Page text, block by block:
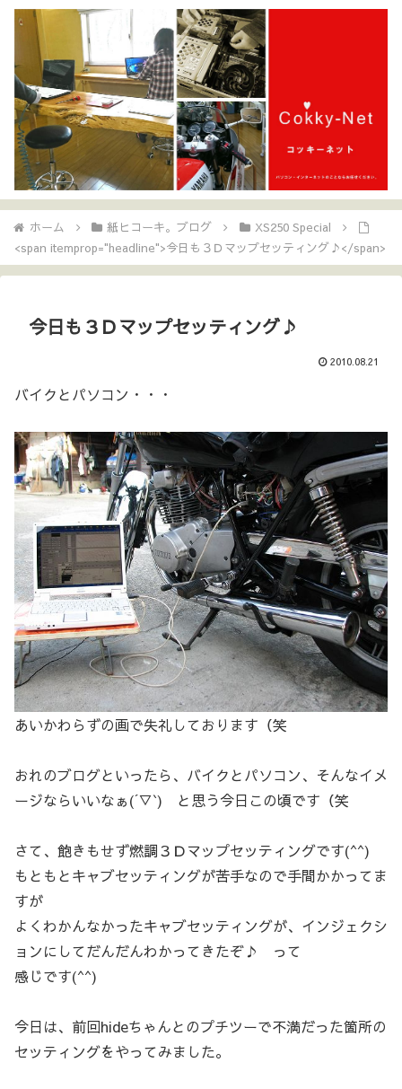
ホーム 紙ヒコーキ。ブログ
XS250 Special
<span itemprop="headline">今日も３Ｄマップセッティング♪</span>
今日も３Ｄマップセッティング♪
2010.08.21
バイクとパソコン・・・
あいかわらずの画で失礼しております（笑
おれのブログといったら、バイクとパソコン、そんなイメ
ージならいいなぁ(´▽`) と思う今日この頃です（笑
さて、飽きもせず燃調３Ｄマップセッティングです(^^)
もともとキャブセッティングが苦手なので手間かかってま
すが
よくわかんなかったキャブセッティングが、インジェクシ
ョンにしてだんだんわかってきたぞ♪ って
感じです(^^)
今日は、前回hideちゃんとのプチツーで不満だった箇所の
セッティングをやってみました。